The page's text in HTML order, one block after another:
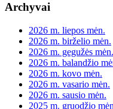
Archyvai
2026 m. liepos mėn.
2026 m. birželio mėn.
2026 m. gegužės mėn.
2026 m. balandžio
2026 m. kovo mėn.
2026 m. vasario mėn.
2026 m. sausio mėn.
2025 m. gruodžio